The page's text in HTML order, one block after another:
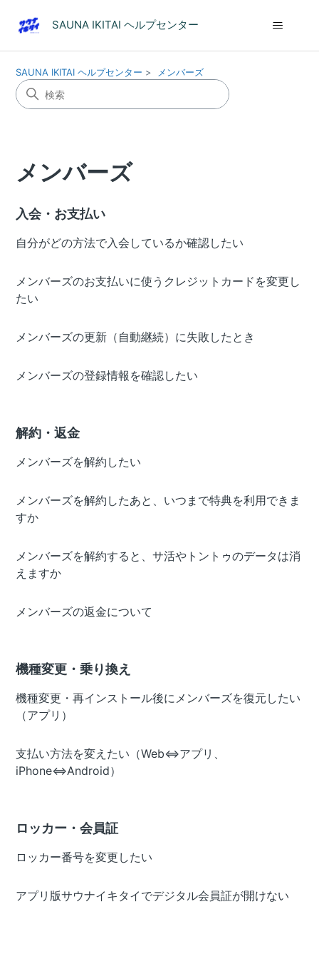
SAUNA IKITAI ヘルプセンター
SAUNA IKITAI ヘルプセンター メンバーズ
メンバーズ
入会・お支払い
自分がどの方法で入会しているか確認したい
メンバーズのお支払いに使うクレジットカードを変更し
たい
メンバーズの更新（自動継続）に失敗したとき
メンバーズの登録情報を確認したい
解約・返金
メンバーズを解約したい
メンバーズを解約したあと、いつまで特典を利用できま
すか
メンバーズを解約すると、サ活やトントゥのデータは消
えますか
メンバーズの返金について
機種変更・乗り換え
機種変更・再インストール後にメンバーズを復元したい
（アプリ）
支払い方法を変えたい（Web⇔アプリ、
iPhone⇔Android）
ロッカー・会員証
ロッカー番号を変更したい
アプリ版サウナイキタイでデジタル会員証が開けない